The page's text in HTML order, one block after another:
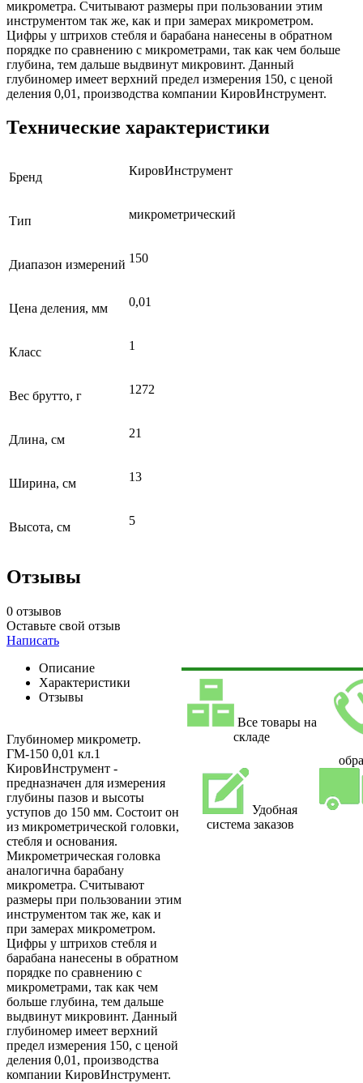
микрометра. Считывают размеры при пользовании этим
инструментом так же, как и при замерах микрометром.
Цифры у штрихов стебля и барабана нанесены в обратном
порядке по сравнению с микрометрами, так как чем больше
глубина, тем дальше выдвинут микровинт. Данный
глубиномер имеет верхний предел измерения 150, с ценой
деления 0,01, производства компании КировИнструмент.
Технические характеристики
Бренд КировИнструмент
Тип микрометрический
Диапазон измерений 150
Цена деления, мм 0,01
Класс 1
Вес брутто, г 1272
Длина, см 21
Ширина, см 13
Высота, см 5
Отзывы
0 отзывов
Оставьте свой отзыв
Написать
Описание
Характеристики
Отзывы
Глубиномер микрометр.
ГМ-150 0,01 кл.1
КировИнструмент -
предназначен для измерения
глубины пазов и высоты
уступов до 150 мм. Состоит он
из микрометрической головки,
стебля и основания.
Микрометрическая головка
аналогична барабану
микрометра. Считывают
размеры при пользовании этим
инструментом так же, как и
при замерах микрометром.
Цифры у штрихов стебля и
барабана нанесены в обратном
порядке по сравнению с
микрометрами, так как чем
больше глубина, тем дальше
выдвинут микровинт. Данный
глубиномер имеет верхний
предел измерения 150, с ценой
деления 0,01, производства
компании КировИнструмент.
Все товары на
складе
Удобная
система заказов